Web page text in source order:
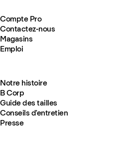
Compte Pro
Contactez-nous
Magasins
Emploi
Notre histoire
B Corp
Guide des tailles
Conseils d'entretien
Presse